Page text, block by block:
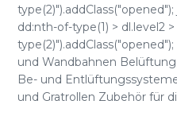
dd:nth-of-type(1) > dl.level2
und Wandbahnen
Be- und
und Gratrollen Zubehör für